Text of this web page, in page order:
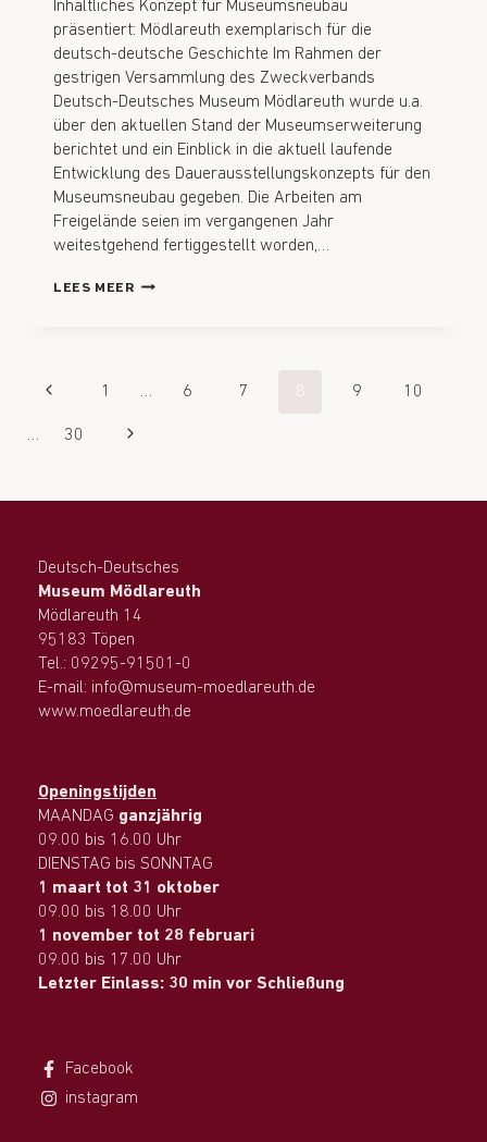
Inhaltliches Konzept für Museumsneubau
präsentiert: Mödlareuth exemplarisch für die
deutsch-deutsche Geschichte Im Rahmen der
gestrigen Versammlung des Zweckverbands
Deutsch-Deutsches Museum Mödlareuth wurde u.a.
über den aktuellen Stand der Museumserweiterung
berichtet und ein Einblick in die aktuell laufende
Entwicklung des Dauerausstellungskonzepts für den
Museumsneubau gegeben. Die Arbeiten am
Freigelände seien im vergangenen Jahr
weitestgehend fertiggestellt worden,…
LEES MEER
1 … 6 7 8 9 10
… 30
Deutsch-Deutsches
Museum Mödlareuth
Mödlareuth 14
95183 Töpen
Tel.: 09295-91501-0
E-mail: info@museum-moedlareuth.de
www.moedlareuth.de
Openingstijden
MAANDAG ganzjährig
09.00 bis 16.00 Uhr
DIENSTAG bis SONNTAG
1 maart tot 31 oktober
09.00 bis 18.00 Uhr
1 november tot 28 februari
09.00 bis 17.00 Uhr
Letzter Einlass: 30 min vor Schließung
Facebook
instagram